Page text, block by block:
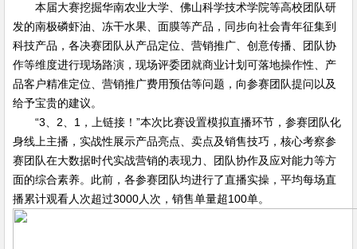
本届大赛挖掘华南农业大学、佛山科学技术学院等高校团队研
发的南极磷虾油、冻干水果、面膜等产品，同步向社会青年征集到
科技产品，各决赛团队从产品定位、营销推广、创意传播、团队协
作等维度进行现场路演，现场评委团就商业计划可落地操作性、产
品客户精准定位、营销推广费用预估等问题，向参赛团队提问以及
给予宝贵的建议。
“3、2、1，上链接！”本次比赛设置模拟直播环节，参赛团队化
身线上主播，实战性展示产品亮点、卖点及销售技巧，核心考察参
赛团队在大数据时代实战营销的表现力、团队协作及应对能力等方
面的综合素养。此前，各参赛团队均进行了直播实操，平均每场直
播累计观看人次超过3000人次，销售单量超100单。